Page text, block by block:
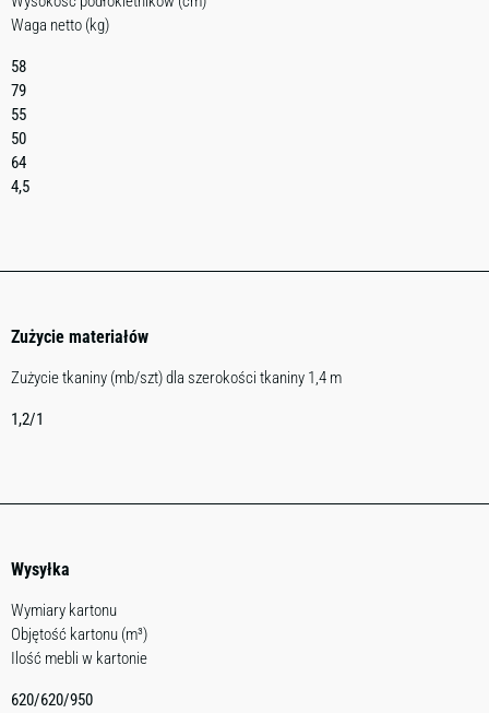
Waga netto (kg)
58
79
55
50
64
4,5
Zużycie materiałów
Zużycie tkaniny (mb/szt) dla szerokości tkaniny 1,4 m
1,2/1
Wysyłka
Wymiary kartonu
Objętość kartonu (m³)
Ilość mebli w kartonie
620/620/950